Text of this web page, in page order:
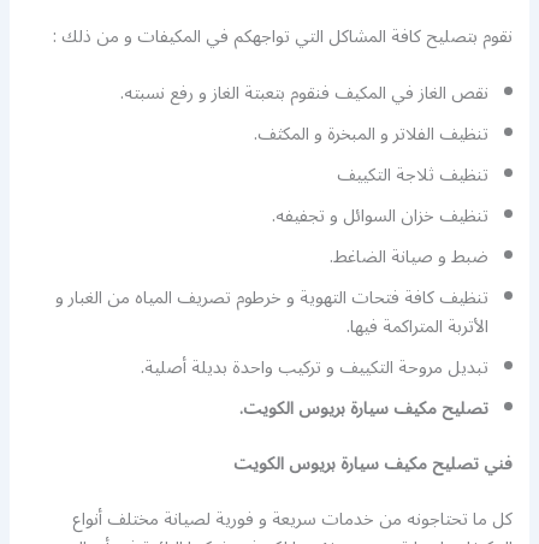
نقوم بتصليح كافة المشاكل التي تواجهكم في المكيفات و من ذلك :
نقص الغاز في المكيف فنقوم بتعبتة الغاز و رفع نسبته.
تنظيف الفلاتر و المبخرة و المكثف.
تنظيف ثلاجة التكييف
تنظيف خزان السوائل و تجفيفه.
ضبط و صيانة الضاغط.
تنظيف كافة فتحات التهوية و خرطوم تصريف المياه من الغبار و
الأتربة المتراكمة فيها.
تبديل مروحة التكييف و تركيب واحدة بديلة أصلية.
تصليح مكيف سيارة بريوس الكويت.
فني تصليح مكيف سيارة بريوس الكويت
كل ما تحتاجونه من خدمات سريعة و فورية لصيانة مختلف أنواع